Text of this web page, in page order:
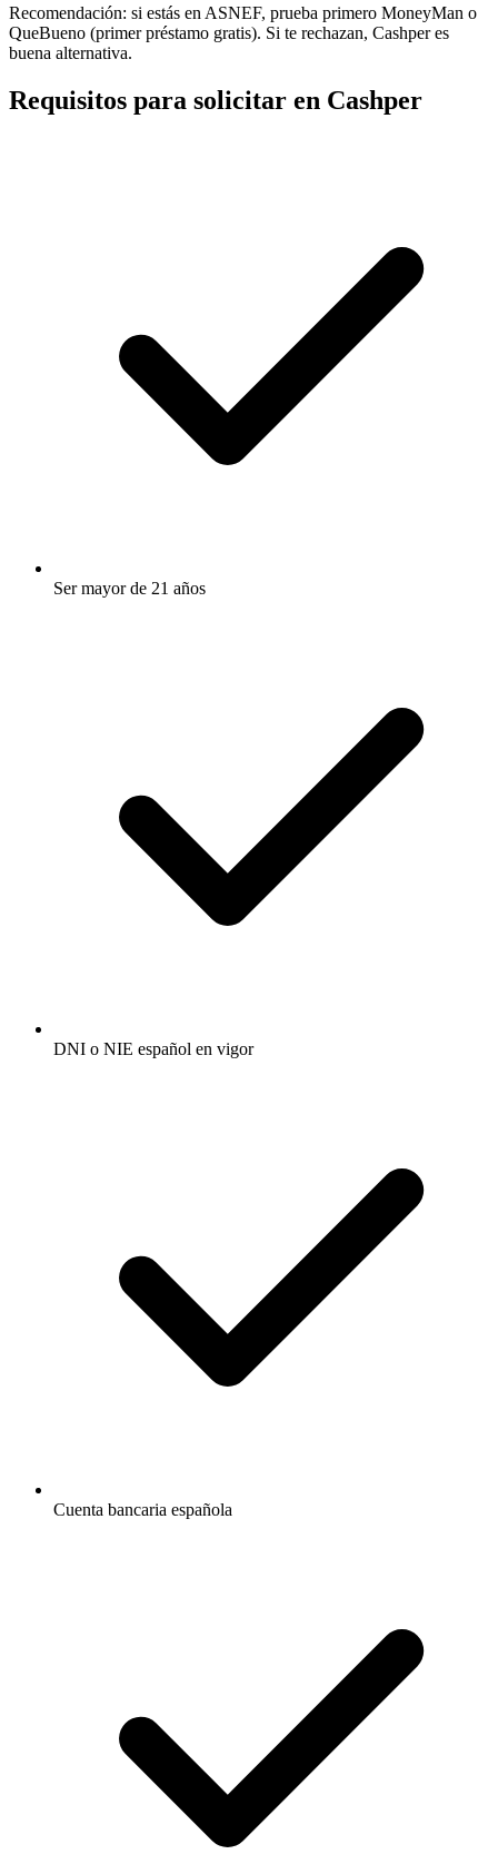
Recomendación: si estás en ASNEF, prueba primero MoneyMan o
QueBueno (primer préstamo gratis). Si te rechazan, Cashper es
buena alternativa.
Requisitos para solicitar en Cashper
Ser mayor de 21 años
DNI o NIE español en vigor
Cuenta bancaria española